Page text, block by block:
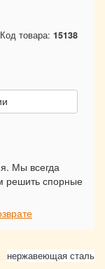
нержавеющая сталь
Код товара: 15138
Мы всегда
решить спорные